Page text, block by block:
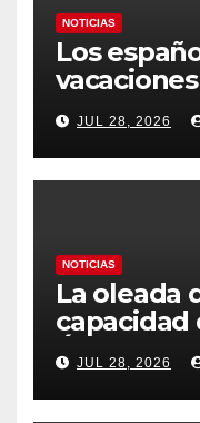
NOTICIAS
Los
más caros
y los
JUL 28, 2026
NOTICIAS
La oleada
capacidad
Ávila y al
obliga a
JUL 28, 2026